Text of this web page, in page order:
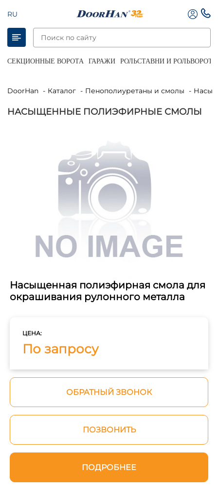
RU
СЕКЦИОННЫЕ ВОРОТА ГАРАЖИ РОЛЬСТАВНИ И РОЛЬВОРОТА
DoorHan Каталог Пенополиуретаны и смолы
НАСЫЩЕННЫЕ ПОЛИЭФИРНЫЕ СМОЛЫ
Насыщенная полиэфирная смола для
окрашивания рулонного металла
ЦЕНА:
По запросу
ОБРАТНЫЙ ЗВОНОК
ПОЗВОНИТЬ
ПОДРОБНЕЕ